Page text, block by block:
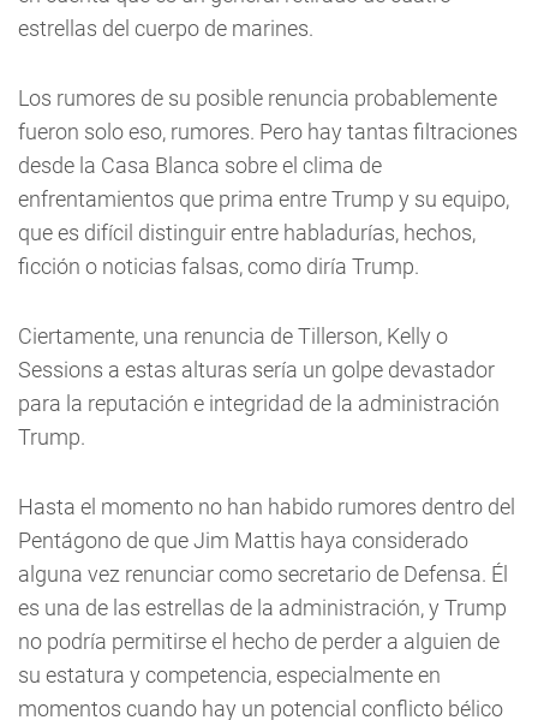
estrellas del cuerpo de marines.
Los rumores de su posible renuncia probablemente
fueron solo eso, rumores. Pero hay tantas filtraciones
desde la Casa Blanca sobre el clima de
enfrentamientos que prima entre Trump y su equipo,
que es difícil distinguir entre habladurías, hechos,
ficción o noticias falsas, como diría Trump.
Ciertamente, una renuncia de Tillerson, Kelly o
Sessions a estas alturas sería un golpe devastador
para la reputación e integridad de la administración
Trump.
Hasta el momento no han habido rumores dentro del
Pentágono de que Jim Mattis haya considerado
alguna vez renunciar como secretario de Defensa. Él
es una de las estrellas de la administración, y Trump
no podría permitirse el hecho de perder a alguien de
su estatura y competencia, especialmente en
momentos cuando hay un potencial conflicto bélico